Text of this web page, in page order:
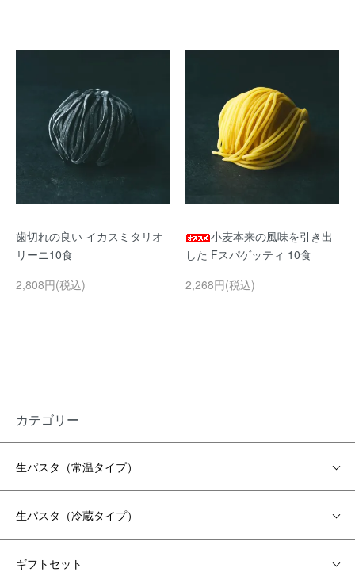
歯切れの良い イカスミタリオ
リーニ10食
2,808円(税込)
小麦本来の風味を引き出
した Fスパゲッティ 10食
2,268円(税込)
カテゴリー
生パスタ（常温タイプ）
生パスタ（冷蔵タイプ）
ギフトセット